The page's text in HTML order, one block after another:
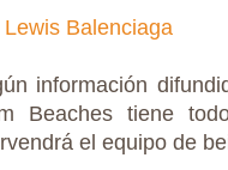
Lewis Balenciaga
información
Beaches tiene
el equipo de